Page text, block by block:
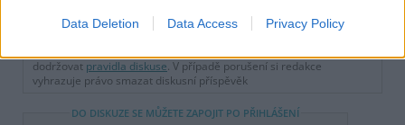
Data Deletion Data Access Privacy Policy
dodržovat pravidla diskuse. V případě porušení si redakce
vyhrazuje právo smazat diskusní příspěvěk
DO DISKUZE SE MŮŽETE ZAPOJIT PO PŘIHLÁŠENÍ